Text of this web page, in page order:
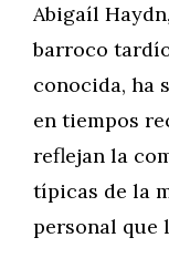
Abigaíl
barroco
conocida, ha
en tiempos
reflejan la
típicas de la
personal que